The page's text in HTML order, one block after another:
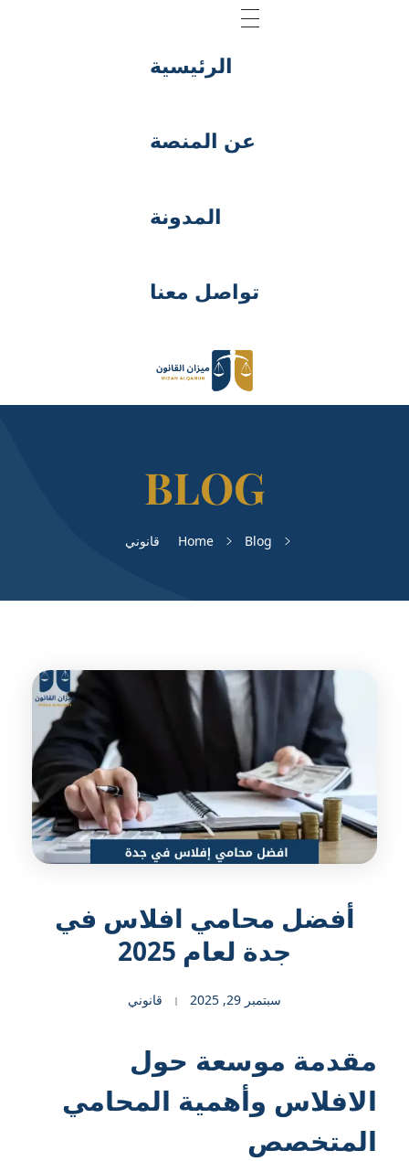
الرئيسية
عن المنصة
المدونة
تواصل معنا
Home Blog قانوني
أفضل محامي افلاس في
جدة لعام 2025
سبتمبر 29, 2025 قانوني
مقدمة موسعة حول
الافلاس وأهمية المحامي
المتخصص